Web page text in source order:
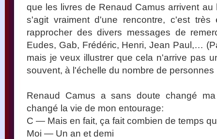
que les livres de Renaud Camus arrivent
s'agit vraiment d'une rencontre, c'est
rapprocher des divers messages de
Eudes, Gab, Frédéric, Henri, Jean Paul,…
mais je veux illustrer que cela n'arrive pas
souvent, à l'échelle du nombre de
Renaud Camus a sans doute changé
changé la vie de mon entourage:
C — Mais en fait, ça fait combien de temps
Moi — Un an et demi